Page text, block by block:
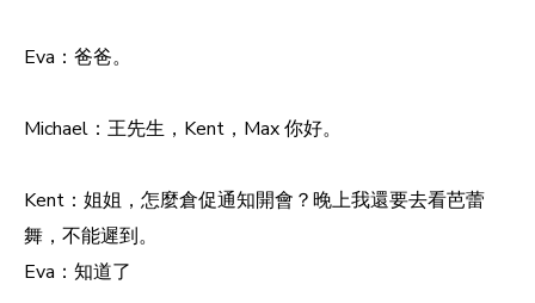
Eva：爸爸。
Michael：王先生，Kent，Max 你好。
Kent：姐姐，怎麼倉促通知開會？晚上我還要去看芭蕾
舞，不能遲到。
Eva：知道了